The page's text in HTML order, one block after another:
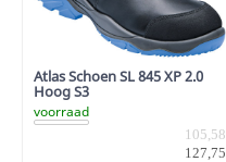
Atlas Schoen SL 845 XP 2.0
Hoog S3
voorraad
105,58
127,75